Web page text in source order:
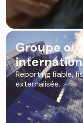
Groupe ou
Reporting fiable,
externalisée.